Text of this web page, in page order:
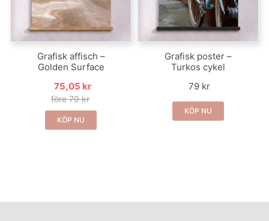
Grafisk affisch –
Golden Surface
75,05 kr
före 79 kr
KÖP NU
Grafisk poster –
Turkos cykel
79 kr
KÖP NU